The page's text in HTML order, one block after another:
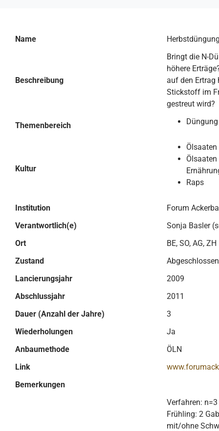
Name
Beschreibung
Bringt die N-
höhere
auf den Ertrag
Stickstoff im
gestreut wird?
Themenbereich Düngung
Kultur
Ölsaaten
Raps
Institution
Forum
Verantwortlich(e)
Sonja Basler
Ort
BE, SO, AG, ZH
Zustand
Abgeschlossen
Lancierungsjahr
2009
Abschlussjahr
2011
Dauer (Anzahl der Jahre)
3
Wiederholungen
Ja
Anbaumethode
ÖLN
Link
Bemerkungen
Verfahren:
Frühling: 2
mit/ohne